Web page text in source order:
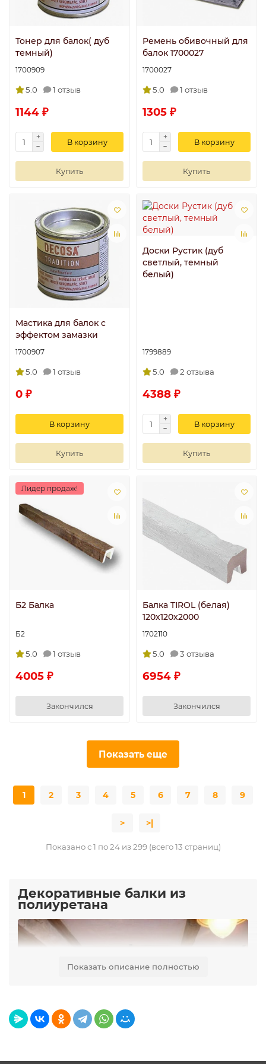
Тонер для балок( дуб
темный)
1700909
5.0 1 отзыв
1144 ₽
В корзину
Купить
Ремень обивочный для
балок 1700027
1700027
5.0 1 отзыв
1305 ₽
В корзину
Купить
Мастика для балок с
эффектом замазки
1700907
5.0 1 отзыв
0 ₽
В корзину
Купить
Доски Рустик (дуб
светлый, темный
белый)
1799889
5.0 2 отзыва
4388 ₽
В корзину
Купить
Лидер продаж!
Б2 Балка
Б2
5.0 1 отзыв
4005 ₽
Закончился
Балка TIROL (белая)
120х120х2000
1702110
5.0 3 отзыва
6954 ₽
Закончился
Показать еще
1 2 3 4 5 6 7 8 9
> >|
Показано с 1 по 24 из 299 (всего 13 страниц)
Декоративные балки из
полиуретана
Показать описание полностью